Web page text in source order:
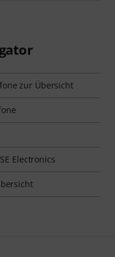
zur Übersicht
Electronics